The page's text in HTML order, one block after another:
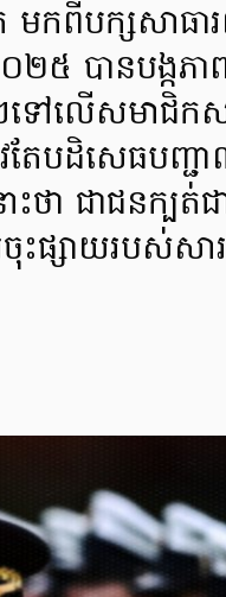
ក មកពីបក្សសា
០២៥ បានបង្ក
ទៅលើសមាជិកស
វតែបដិសេធប
ថា ជាជនក្បត់
ចុះផ្សាយរបស់